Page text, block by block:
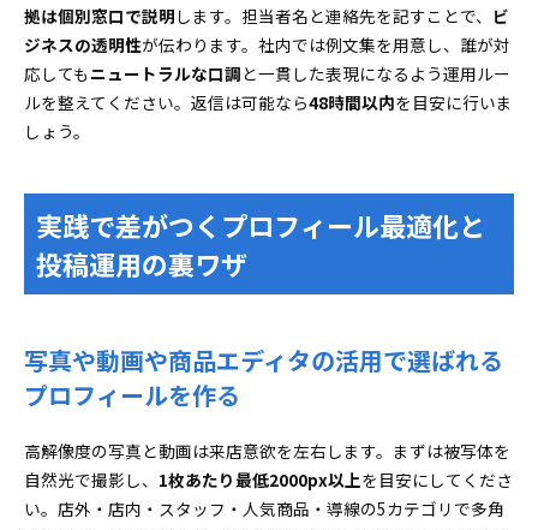
拠は個別窓口で説明 します。担当者名と連絡先を記すことで、 ビ
ジネスの透明性が伝わります。社内では例文集を用意し、誰が対
応しても ニュートラルな口調と一貫した表現になるよう運用ルー
ルを整えてください。返信は可能なら48時間以内を目安に行いま
しょう。
実践で差がつくプロフィール最適化と
投稿運用の裏ワザ
写真や動画や商品エディタの活用で選ばれる
プロフィールを作る
高解像度の写真と動画は来店意欲を左右します。まずは被写体を
自然光で撮影し、 1枚あたり最低2000px以上を目安にしてくださ
い。店外・店内・スタッフ・人気商品・導線の5カテゴリで多角